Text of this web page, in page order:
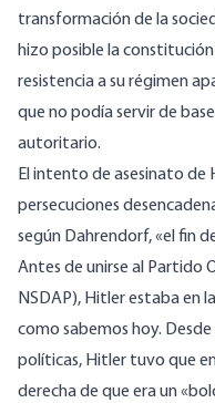
transformación de la
hizo posible la
resistencia a su régimen
que no podía servir de
autoritario.
El intento de asesinato de
persecuciones
según Dahrendorf, «el fin
Antes de unirse al Partido
NSDAP), Hitler estaba en
como sabemos hoy.
políticas, Hitler tuvo que
derecha de que era un